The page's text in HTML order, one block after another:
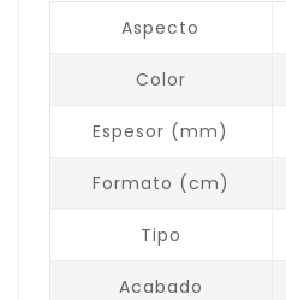
Aspecto
Color
Espesor (mm)
Formato (cm)
Tipo
Acabado